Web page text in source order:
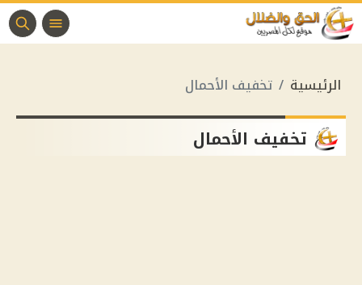
الرئيسية تخفيف الأحمال
تخفيف الأحمال